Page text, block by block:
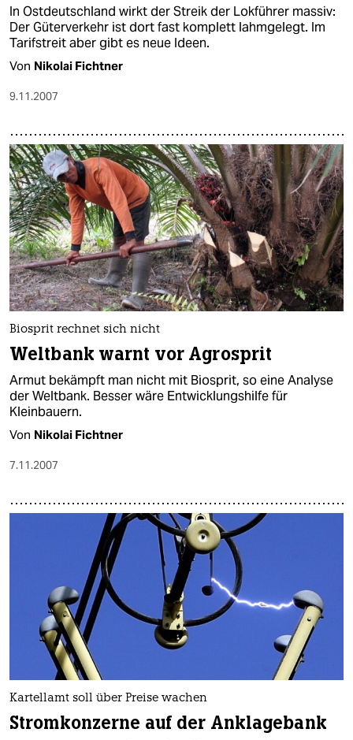
In Ostdeutschland wirkt der Streik der Lokführer massiv:
Der Güterverkehr ist dort fast komplett lahmgelegt. Im
Tarifstreit aber gibt es neue Ideen.
Von Nikolai Fichtner
9.11.2007
Biosprit rechnet sich nicht
Weltbank warnt vor Agrosprit
Armut bekämpft man nicht mit Biosprit, so eine Analyse
der Weltbank. Besser wäre Entwicklungshilfe für
Kleinbauern.
Von Nikolai Fichtner
7.11.2007
Kartellamt soll über Preise wachen
Stromkonzerne auf der Anklagebank